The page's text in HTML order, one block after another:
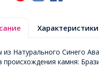
Характеристики
из Натурального Синего
происхождения камня: